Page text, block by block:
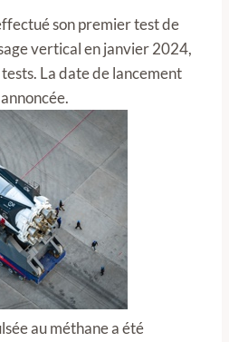
son premier test de
vertical en janvier 2024,
La date de lancement
au méthane a été